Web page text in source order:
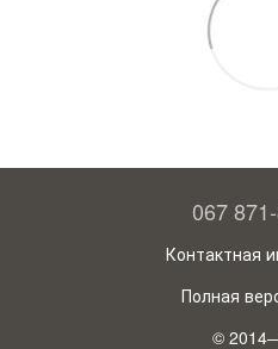
067
Контактная
Полная
©